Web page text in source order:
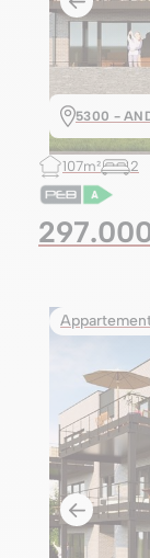
5300 -
107m² 2